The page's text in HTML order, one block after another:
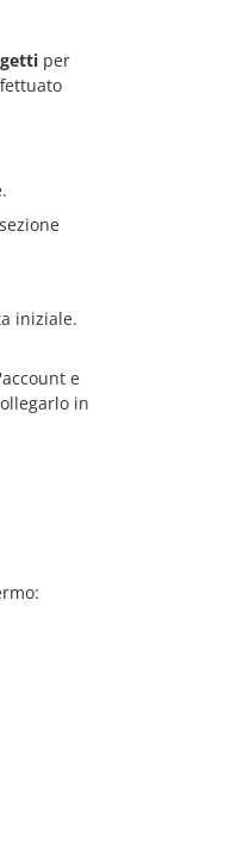
per
iniziale.
e
in